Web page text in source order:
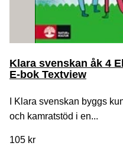
Klara svenskan åk 4
E-bok Textview
I Klara svenskan byggs
och kamratstöd i en...
105 kr